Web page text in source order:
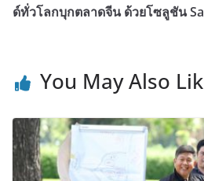
ด์ทั่วโลกบุกตลาดจีน ด้วยโซลูชัน
You May Also